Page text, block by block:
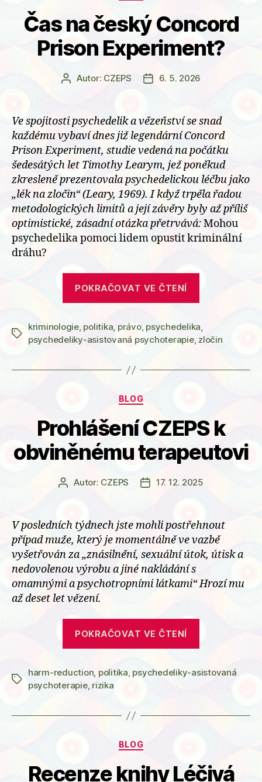
Čas na český Concord
Prison Experiment?
AutorAutor: CZEPS
Datum
6. 5. 2026
Ve spojitosti psychedelik a vězeňství se snad
každému vybaví dnes již legendární Concord
Prison Experiment, studie vedená na počátku
šedesátých let Timothy Learym, jež poněkud
zkresleně prezentovala psychedelickou léčbu jako
„lék na zločin“ (Leary, 1969). I když trpěla řadou
metodologických limitů a její závěry byly až příliš
optimistické, zásadní otázka přetrvává:Mohou
psychedelika pomoci lidem opustit kriminální
dráhu?
POKRAČOVAT VE ČTENÍ
Concord
Prison
Štítky
kriminologie, politika, právo, psychedelika,
psychedeliky-asistovaná psychoterapie, zločin
Rubriky
BLOG
Prohlášení CZEPS k
obviněnému terapeutovi
AutorAutor: CZEPS
Datum
17. 12. 2025
V posledních týdnech jste mohli postřehnout
případ muže, který je momentálně ve vazbě
vyšetřován za „znásilnění, sexuální útok, útisk a
nedovolenou výrobu a jiné nakládání s
omamnými a psychotropními látkami“ Hrozí mu
až deset let vězení.
POKRAČOVAT VE ČTENÍ
Štítky
harm-reduction, politika, psychedeliky-asistovaná
psychoterapie, rizika
Rubriky
BLOG
Recenze knihy Léčivá